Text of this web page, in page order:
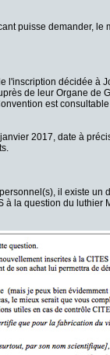
puisse demander, le
l'inscription décidée à
de leur Organe de
est
2017, date à
il existe un
à la question du luthier